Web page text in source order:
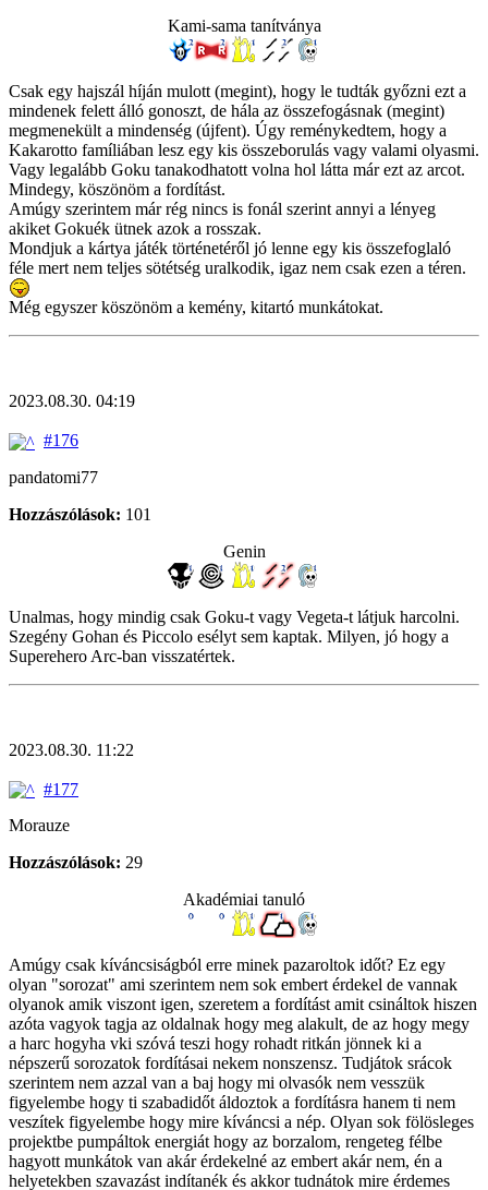
Kami-sama tanítványa
Csak egy hajszál híján mulott (megint), hogy le tudták győzni ezt a
mindenek felett álló gonoszt, de hála az összefogásnak (megint)
megmenekült a mindenség (újfent). Úgy reménykedtem, hogy a
Kakarotto famíliában lesz egy kis összeborulás vagy valami olyasmi.
Vagy legalább Goku tanakodhatott volna hol látta már ezt az arcot.
Mindegy, köszönöm a fordítást.
Amúgy szerintem már rég nincs is fonál szerint annyi a lényeg
akiket Gokuék ütnek azok a rosszak.
Mondjuk a kártya játék történetéről jó lenne egy kis összefoglaló
féle mert nem teljes sötétség uralkodik, igaz nem csak ezen a téren.
Még egyszer köszönöm a kemény, kitartó munkátokat.
2023.08.30. 04:19
#176
pandatomi77
Hozzászólások: 101
Genin
Unalmas, hogy mindig csak Goku-t vagy Vegeta-t látjuk harcolni.
Szegény Gohan és Piccolo esélyt sem kaptak. Milyen, jó hogy a
Superehero Arc-ban visszatértek.
2023.08.30. 11:22
#177
Morauze
Hozzászólások: 29
Akadémiai tanuló
Amúgy csak kíváncsiságból erre minek pazaroltok időt? Ez egy
olyan "sorozat" ami szerintem nem sok embert érdekel de vannak
olyanok amik viszont igen, szeretem a fordítást amit csináltok hiszen
azóta vagyok tagja az oldalnak hogy meg alakult, de az hogy megy
a harc hogyha vki szóvá teszi hogy rohadt ritkán jönnek ki a
népszerű sorozatok fordításai nekem nonszensz. Tudjátok srácok
szerintem nem azzal van a baj hogy mi olvasók nem vesszük
figyelembe hogy ti szabadidőt áldoztok a fordításra hanem ti nem
veszítek figyelembe hogy mire kíváncsi a nép. Olyan sok fölösleges
projektbe pumpáltok energiát hogy az borzalom, rengeteg félbe
hagyott munkátok van akár érdekelné az embert akár nem, én a
helyetekben szavazást indítanék és akkor tudnátok mire érdemes